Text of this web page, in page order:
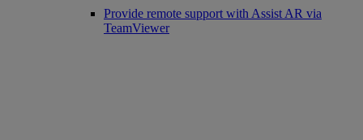
Provide remote support with Assist AR via
TeamViewer